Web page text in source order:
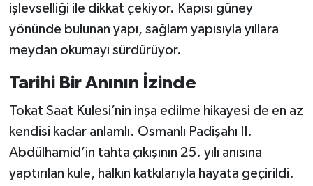
işlevselliği ile dikkat çekiyor. Kapısı güney
yönünde bulunan yapı, sağlam yapısıyla yıllara
meydan okumayı sürdürüyor.
Tarihi Bir Anının İzinde
Tokat Saat Kulesi’nin inşa edilme hikayesi de en az
kendisi kadar anlamlı. Osmanlı Padişahı II.
Abdülhamid’in tahta çıkışının 25. yılı anısına
yaptırılan kule, halkın katkılarıyla hayata geçirildi.